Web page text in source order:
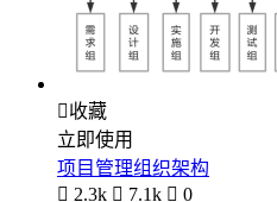
收藏
立即使用
项目管理组织架构
 2.3k  7.1k  0